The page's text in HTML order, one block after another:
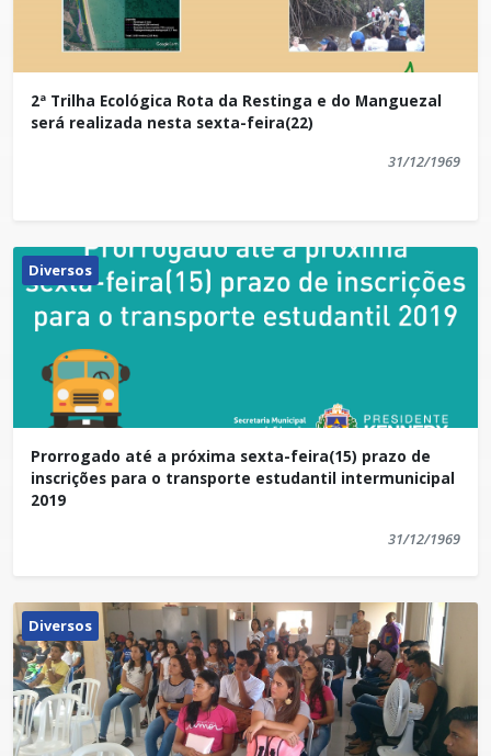
2ª Trilha Ecológica Rota da Restinga e do Manguezal
será realizada nesta sexta-feira(22)
31/12/1969
Diversos
Prorrogado até a próxima sexta-feira(15) prazo de
inscrições para o transporte estudantil intermunicipal
2019
31/12/1969
Diversos